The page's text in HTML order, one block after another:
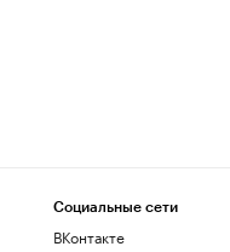
Социальные сети
ВКонтакте